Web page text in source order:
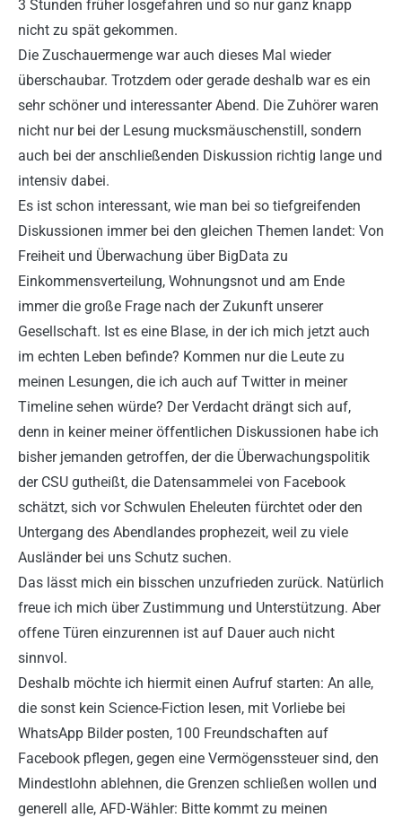
3 Stunden früher losgefahren und so nur ganz knapp
nicht zu spät gekommen.
Die Zuschauermenge war auch dieses Mal wieder
überschaubar. Trotzdem oder gerade deshalb war es ein
sehr schöner und interessanter Abend. Die Zuhörer waren
nicht nur bei der Lesung mucksmäuschenstill, sondern
auch bei der anschließenden Diskussion richtig lange und
intensiv dabei.
Es ist schon interessant, wie man bei so tiefgreifenden
Diskussionen immer bei den gleichen Themen landet: Von
Freiheit und Überwachung über BigData zu
Einkommensverteilung, Wohnungsnot und am Ende
immer die große Frage nach der Zukunft unserer
Gesellschaft. Ist es eine Blase, in der ich mich jetzt auch
im echten Leben befinde? Kommen nur die Leute zu
meinen Lesungen, die ich auch auf Twitter in meiner
Timeline sehen würde? Der Verdacht drängt sich auf,
denn in keiner meiner öffentlichen Diskussionen habe ich
bisher jemanden getroffen, der die Überwachungspolitik
der CSU gutheißt, die Datensammelei von Facebook
schätzt, sich vor Schwulen Eheleuten fürchtet oder den
Untergang des Abendlandes prophezeit, weil zu viele
Ausländer bei uns Schutz suchen.
Das lässt mich ein bisschen unzufrieden zurück. Natürlich
freue ich mich über Zustimmung und Unterstützung. Aber
offene Türen einzurennen ist auf Dauer auch nicht
sinnvol.
Deshalb möchte ich hiermit einen Aufruf starten: An alle,
die sonst kein Science-Fiction lesen, mit Vorliebe bei
WhatsApp Bilder posten, 100 Freundschaften auf
Facebook pflegen, gegen eine Vermögenssteuer sind, den
Mindestlohn ablehnen, die Grenzen schließen wollen und
generell alle, AFD-Wähler: Bitte kommt zu meinen